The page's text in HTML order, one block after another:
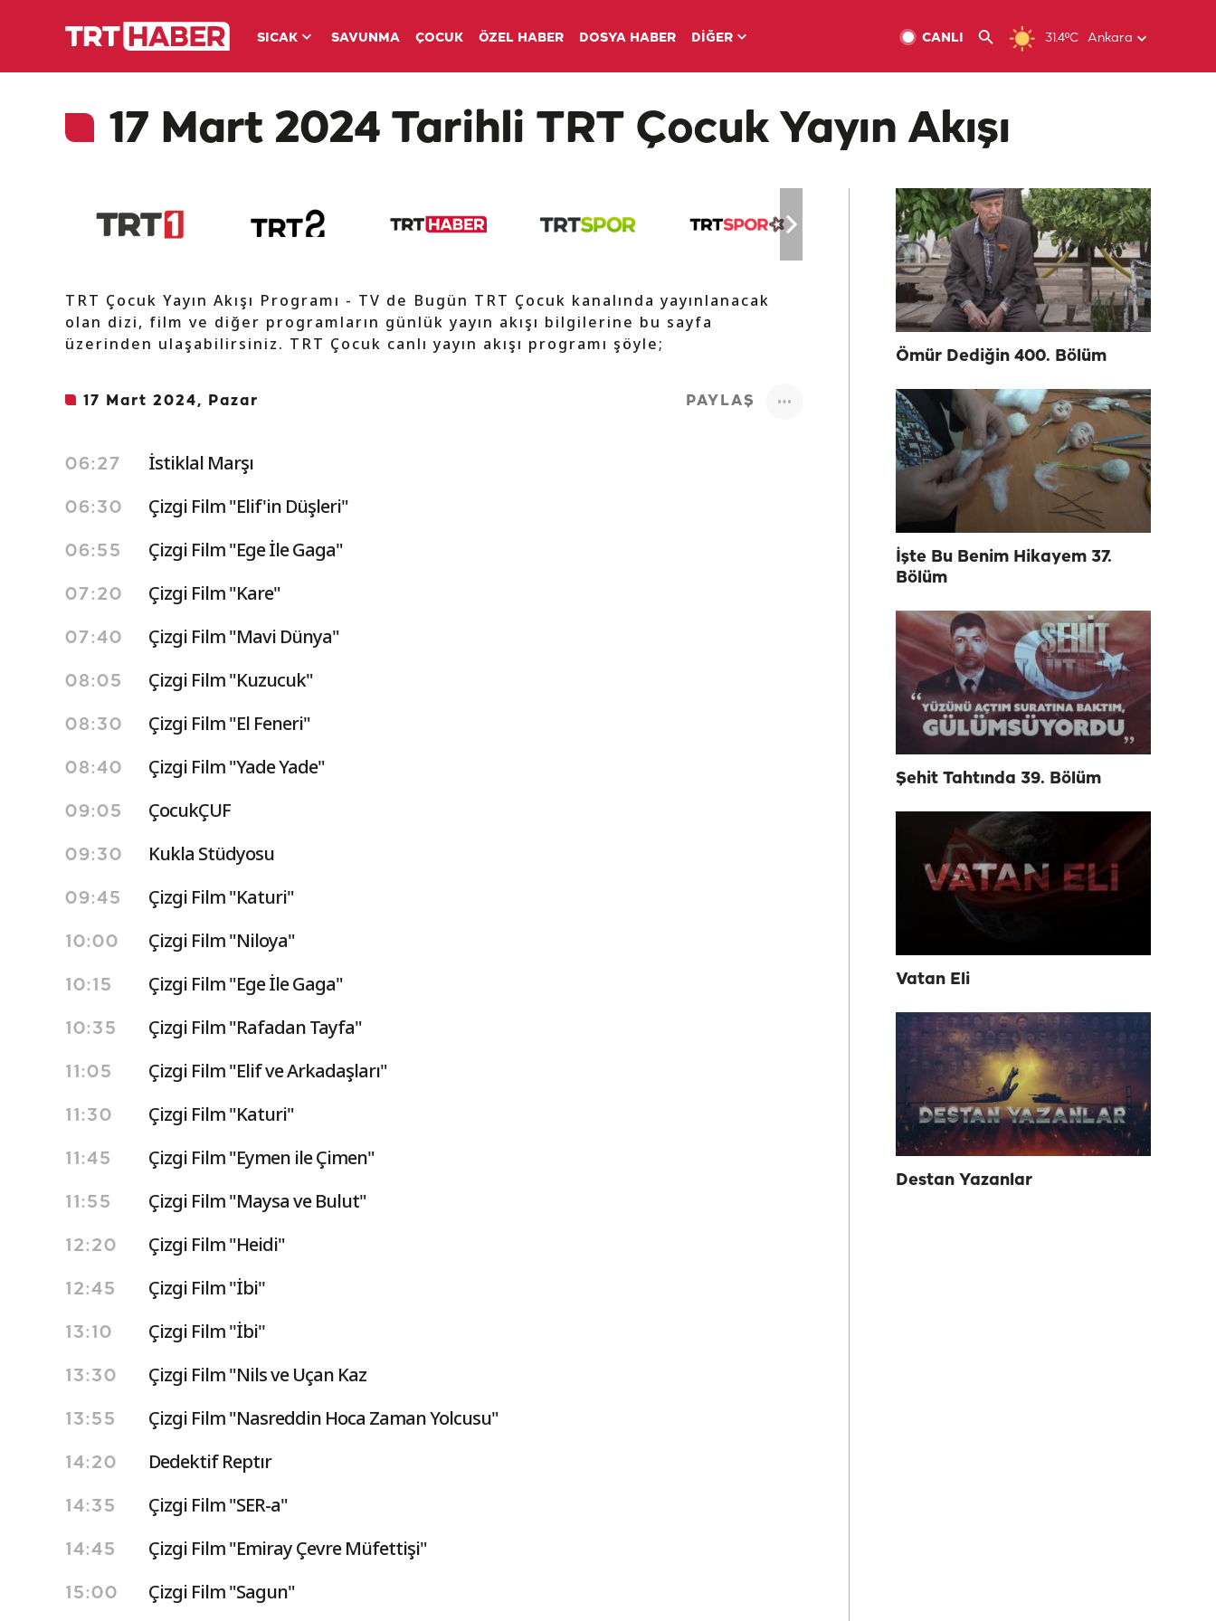
SICAK SAVUNMA ÇOCUK ÖZEL HABER DOSYA HABER DİĞER 31.4ºC Ankara
CANLI
17 Mart 2024 Tarihli TRT Çocuk Yayın Akışı
TRT Çocuk Yayın Akışı Programı - TV de Bugün TRT Çocuk kanalında yayınlanacak
olan dizi, film ve diğer programların günlük yayın akışı bilgilerine bu sayfa
üzerinden ulaşabilirsiniz. TRT Çocuk canlı yayın akışı programı şöyle;
17 Mart 2024, Pazar PAYLAŞ
06:27 İstiklal Marşı
06:30 Çizgi Film "Elif'in Düşleri"
06:55 Çizgi Film "Ege İle Gaga"
07:20 Çizgi Film "Kare"
07:40 Çizgi Film "Mavi Dünya"
08:05 Çizgi Film "Kuzucuk"
08:30 Çizgi Film "El Feneri"
08:40 Çizgi Film "Yade Yade"
09:05 ÇocukÇUF
09:30 Kukla Stüdyosu
09:45 Çizgi Film "Katuri"
10:00 Çizgi Film "Niloya"
10:15 Çizgi Film "Ege İle Gaga"
10:35 Çizgi Film "Rafadan Tayfa"
11:05 Çizgi Film "Elif ve Arkadaşları"
11:30 Çizgi Film "Katuri"
11:45 Çizgi Film "Eymen ile Çimen"
11:55 Çizgi Film "Maysa ve Bulut"
12:20 Çizgi Film "Heidi"
12:45 Çizgi Film ''İbi''
13:10 Çizgi Film ''İbi''
13:30 Çizgi Film "Nils ve Uçan Kaz
13:55 Çizgi Film "Nasreddin Hoca Zaman Yolcusu"
14:20 Dedektif Reptır
14:35 Çizgi Film "SER-a"
14:45 Çizgi Film "Emiray Çevre Müfettişi"
15:00 Çizgi Film "Sagun"
Ömür Dediğin 400. Bölüm
İşte Bu Benim Hikayem 37.
Bölüm
Şehit Tahtında 39. Bölüm
Vatan Eli
Destan Yazanlar